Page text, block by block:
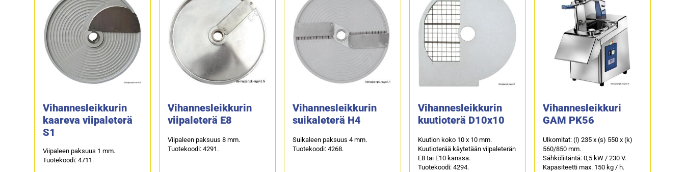
Vihannesleikkurin
kaareva viipaleterä
S1
Viipaleen paksuus 1 mm.
Tuotekoodi: 4711.
Vihannesleikkurin
viipaleterä E8
Viipaleen paksuus 8 mm.
Tuotekoodi: 4291.
Vihannesleikkurin
suikaleterä H4
Suikaleen paksuus 4 mm.
Tuotekoodi: 4268.
Vihannesleikkurin
kuutioterä D10x10
Kuution koko 10 x 10 mm.
Kuutioterää käytetään viipaleterän
E8 tai E10 kanssa.
Tuotekoodi: 4294.
Vihannesleikkuri
GAM PK56
Ulkomitat: (l) 235 x (s) 550 x (k)
560/850 mm.
Sähköliitäntä: 0,5 kW / 230 V.
Kapasiteetti max. 150 kg / h.